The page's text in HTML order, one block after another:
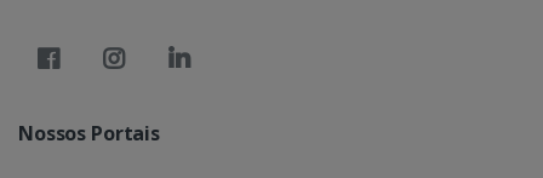
Nossos Portais